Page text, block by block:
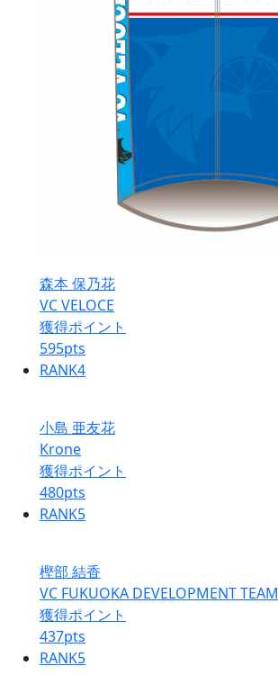
森本 保乃花
VC VELOCE
獲得ポイント
595pts
RANK4
小島 亜友花
Krone
獲得ポイント
480pts
RANK5
樫部 結香
VC FUKUOKA DEVELOPMENT TEAM
獲得ポイント
437pts
RANK5